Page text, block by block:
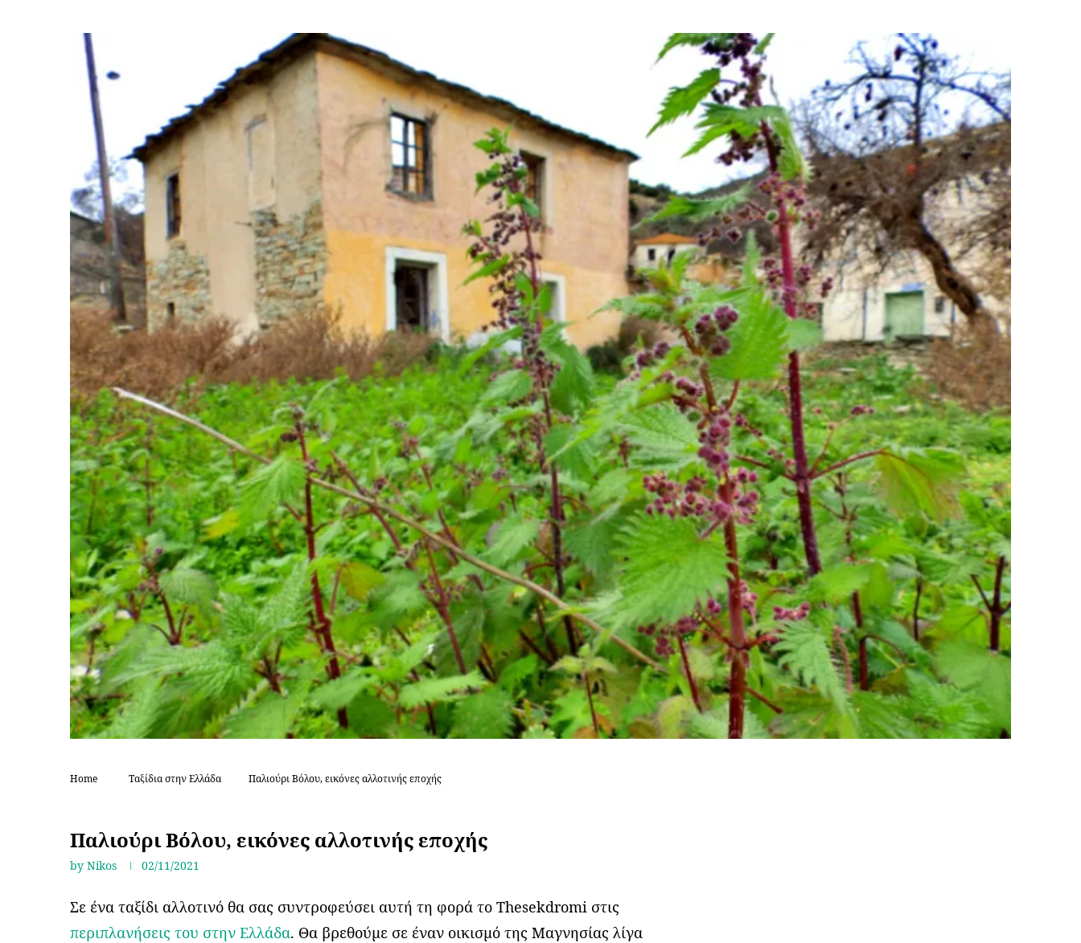
Home Ταξίδια στην Ελλάδα Παλιούρι Βόλου, εικόνες αλλοτινής εποχής
Παλιούρι Βόλου, εικόνες αλλοτινής εποχής
by Nikos 02/11/2021
Σε ένα ταξίδι αλλοτινό θα σας συντροφεύσει αυτή τη φορά το Thesekdromi στις
περιπλανήσεις του στην Ελλάδα. Θα βρεθούμε σε έναν οικισμό της Μαγνησίας λίγα